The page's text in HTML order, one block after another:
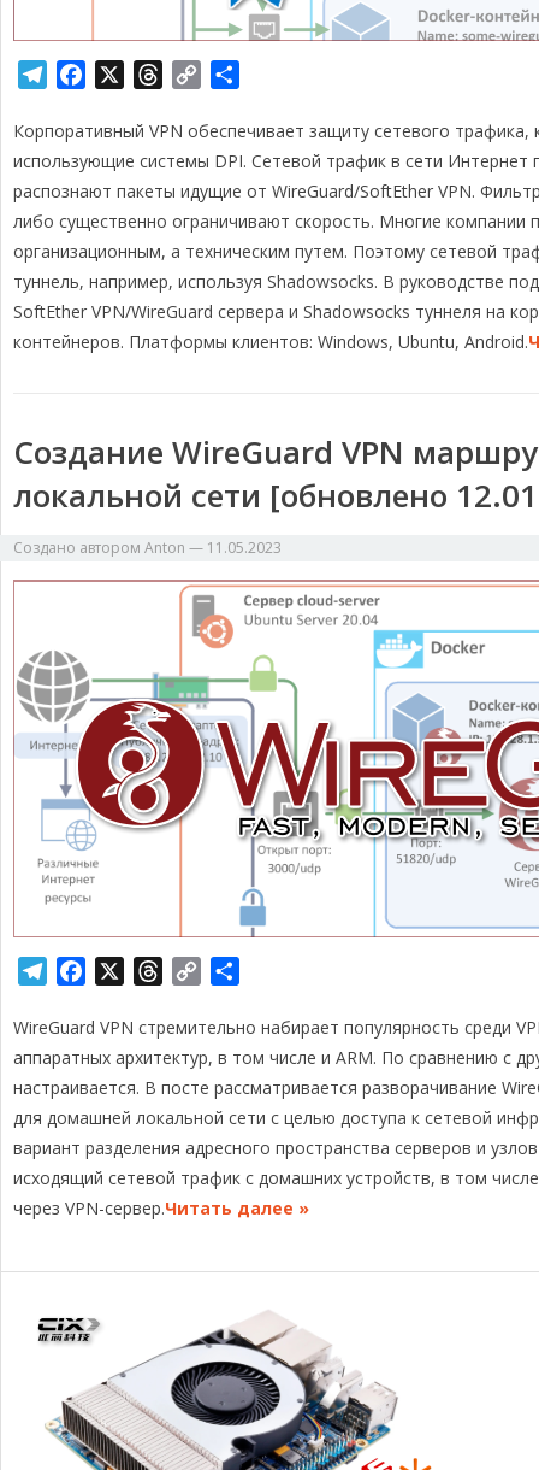
l
e
g
r
a
m
c
e
b
o
o
k
r
e
a
d
s
p
y
L
i
n
k
п
р
а
в
и
т
ь
Корпоративный VPN обеспечивает защиту сетевого трафика,
использующие системы DPI. Сетевой трафик в сети
распознают пакеты идущие от WireGuard/SoftEther VPN.
либо существенно ограничивают скорость. Многие
организационным, а техническим путем. Поэтому сетевой
туннель, например, используя Shadowsocks. В руководстве
SoftEther VPN/WireGuard сервера и Shadowsocks туннеля на
контейнеров. Платформы клиентов: Windows, Ubuntu, Android.
Создание WireGuard VPN
локальной сети [обновлено
Создано автором Anton — 11.05.2023
l
e
g
r
a
m
c
e
b
o
o
k
r
e
a
d
s
p
y
L
i
n
k
п
р
а
в
и
т
ь
WireGuard VPN стремительно набирает популярность среди
аппаратных архитектур, в том числе и ARM. По сравнению с
настраивается. В посте рассматривается разворачивание
для домашней локальной сети с целью доступа к сетевой
вариант разделения адресного пространства серверов и
исходящий сетевой трафик с домашних устройств, в том
через VPN-сервер.Читать далее »